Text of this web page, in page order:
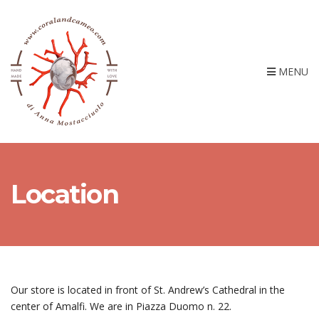
MENU
Location
Our store is located in front of St. Andrew’s Cathedral in the
center of Amalfi. We are in Piazza Duomo n. 22.